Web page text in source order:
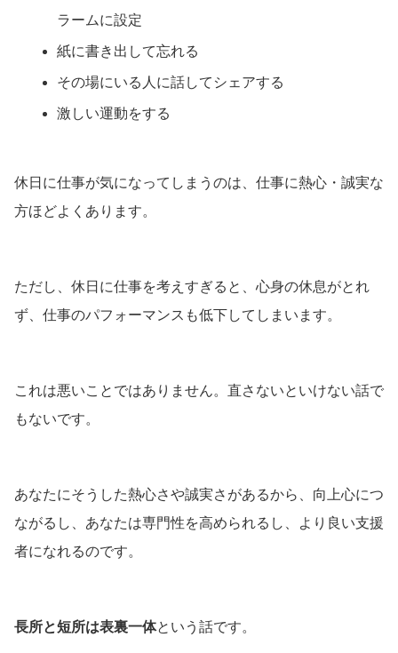
ラームに設定
紙に書き出して忘れる
その場にいる人に話してシェアする
激しい運動をする
休日に仕事が気になってしまうのは、仕事に熱心・誠実な
方ほどよくあります。
ただし、休日に仕事を考えすぎると、心身の休息がとれ
ず、仕事のパフォーマンスも低下してしまいます。
これは悪いことではありません。直さないといけない話で
もないです。
あなたにそうした熱心さや誠実さがあるから、向上心につ
ながるし、あなたは専門性を高められるし、より良い支援
者になれるのです。
長所と短所は表裏一体という話です。